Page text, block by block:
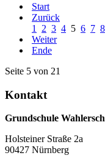
Start
Zurück
1
2 3 4 5 6 7 8
Weiter
Ende
Seite 5 von 21
Kontakt
Grundschule
Holsteiner Straße 2a
90427 Nürnberg